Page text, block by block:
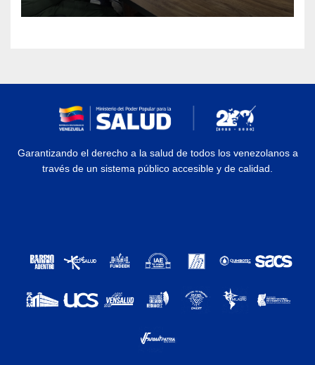
Garantizando el derecho a la salud de todos los venezolanos a
través de un sistema público accesible y de calidad.